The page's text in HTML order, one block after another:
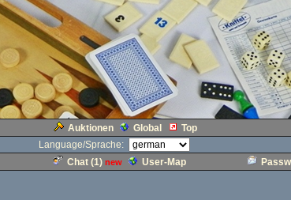
Auktionen Global Top
Language/Sprache:
Chat (1) new User-Map